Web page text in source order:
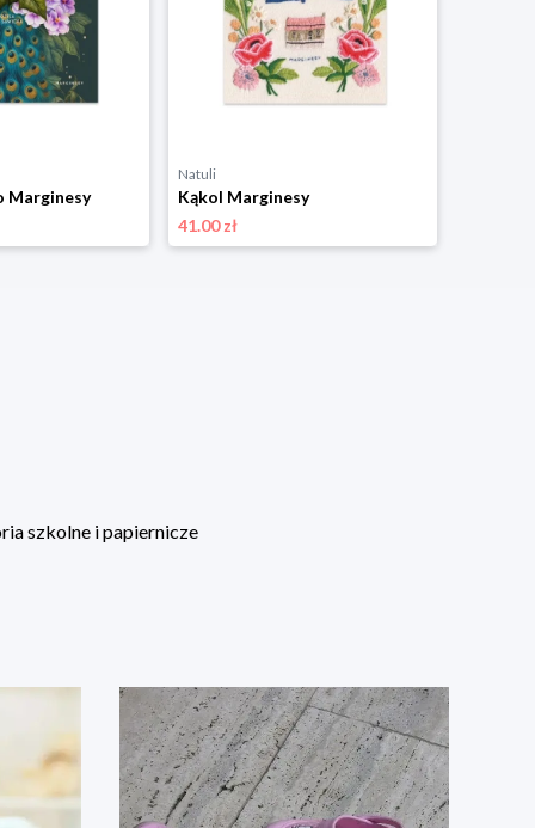
Marginesy
Natuli
Kąkol Marginesy
41.00 zł
szkolne i papiernicze